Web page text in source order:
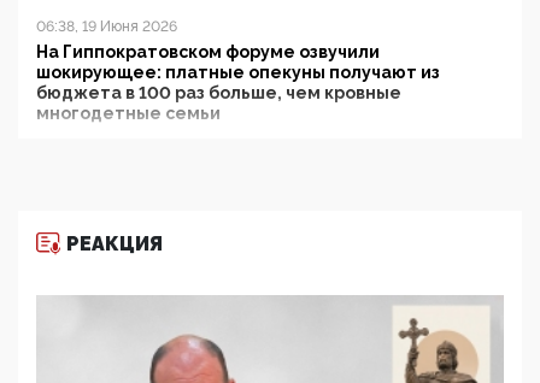
06:38, 19 Июня 2026
На Гиппократовском форуме озвучили
шокирующее: платные опекуны получают из
бюджета в 100 раз больше, чем кровные
многодетные семьи
11:53, 09 Июня 2026
деятельность ИИТО ЮНЕСКО в России, но
цифроглобалисты продолжают определять
повестку в образовании
09:43, 01 Июня 2026
РЕАКЦИЯ